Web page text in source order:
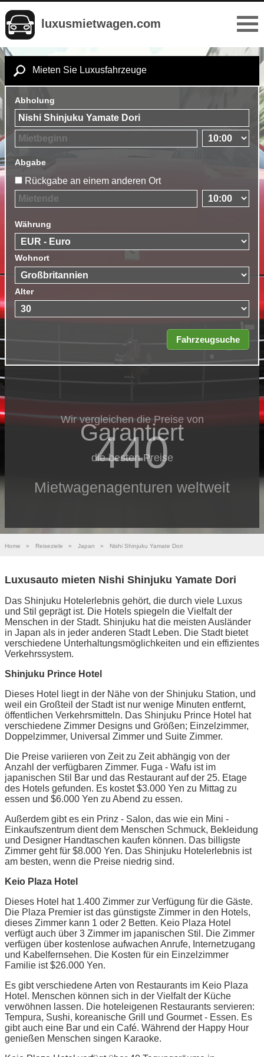
luxusmietwagen.com
Mieten Sie Luxusfahrzeuge
Abholung
Abgabe
Rückgabe an einem anderen Ort
Währung
Wohnort
Alter
Wir vergleichen die Preise von
440
Mietwagenagenturen weltweit
Garantiert
die besten Preise
Home » Reiseziele » Japan » Nishi Shinjuku Yamate Dori
Luxusauto mieten Nishi Shinjuku Yamate Dori
Das Shinjuku Hotelerlebnis gehört, die durch viele Luxus
und Stil geprägt ist. Die Hotels spiegeln die Vielfalt der
Menschen in der Stadt. Shinjuku hat die meisten Ausländer
in Japan als in jeder anderen Stadt Leben. Die Stadt bietet
verschiedene Unterhaltungsmöglichkeiten und ein effizientes
Verkehrssystem.
Shinjuku Prince Hotel
Dieses Hotel liegt in der Nähe von der Shinjuku Station, und
weil ein Großteil der Stadt ist nur wenige Minuten entfernt,
öffentlichen Verkehrsmitteln. Das Shinjuku Prince Hotel hat
verschiedene Zimmer Designs und Größen; Einzelzimmer,
Doppelzimmer, Universal Zimmer und Suite Zimmer.
Die Preise variieren von Zeit zu Zeit abhängig von der
Anzahl der verfügbaren Zimmer. Fuga - Wafu ist im
japanischen Stil Bar und das Restaurant auf der 25. Etage
des Hotels gefunden. Es kostet $3.000 Yen zu Mittag zu
essen und $6.000 Yen zu Abend zu essen.
Außerdem gibt es ein Prinz - Salon, das wie ein Mini -
Einkaufszentrum dient dem Menschen Schmuck, Bekleidung
und Designer Handtaschen kaufen können. Das billigste
Zimmer geht für $8.000 Yen. Das Shinjuku Hotelerlebnis ist
am besten, wenn die Preise niedrig sind.
Keio Plaza Hotel
Dieses Hotel hat 1.400 Zimmer zur Verfügung für die Gäste.
Die Plaza Premier ist das günstigste Zimmer in den Hotels,
dieses Zimmer kann 1 oder 2 Betten. Keio Plaza Hotel
verfügt auch über 3 Zimmer im japanischen Stil. Die Zimmer
verfügen über kostenlose aufwachen Anrufe, Internetzugang
und Kabelfernsehen. Die Kosten für ein Einzelzimmer
Familie ist $26.000 Yen.
Es gibt verschiedene Arten von Restaurants im Keio Plaza
Hotel. Menschen können sich in der Vielfalt der Küche
verwöhnen lassen. Die hoteleigenen Restaurants servieren:
Tempura, Sushi, koreanische Grill und Gourmet - Essen. Es
gibt auch eine Bar und ein Café. Während der Happy Hour
genießen Menschen singen Karaoke.